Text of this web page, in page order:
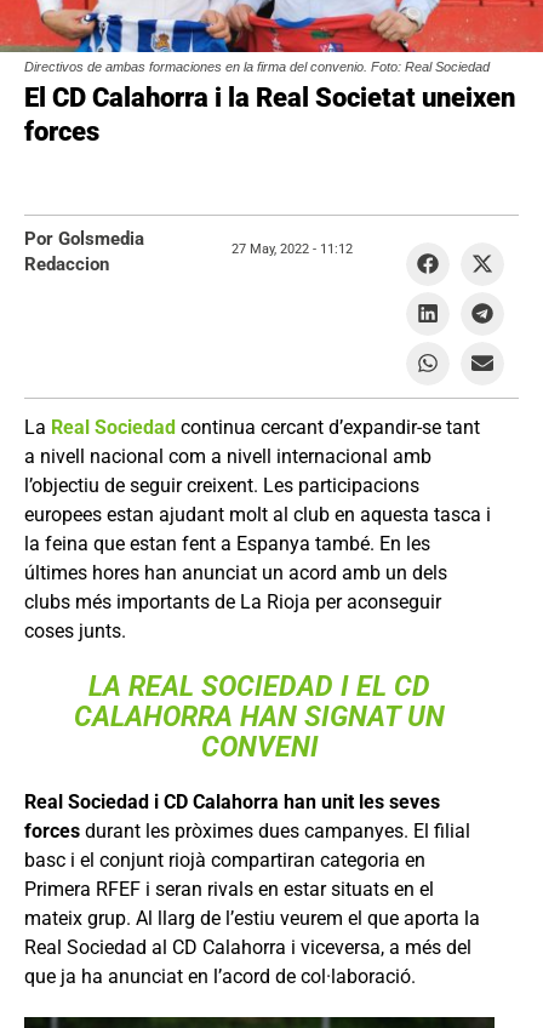
Directivos de ambas formaciones en la firma del convenio. Foto: Real Sociedad
El CD Calahorra i la Real Societat uneixen
forces
La Real Sociedad continua cercant d’expandir-se tant
a nivell nacional com a nivell internacional amb
l’objectiu de seguir creixent. Les participacions
europees estan ajudant molt al club en aquesta tasca i
la feina que estan fent a Espanya també. En les
últimes hores han anunciat un acord amb un dels
clubs més importants de La Rioja per aconseguir
coses junts.
LA REAL SOCIEDAD I EL CD
CALAHORRA HAN SIGNAT UN
CONVENI
Real Sociedad i CD Calahorra han unit les seves
forces durant les pròximes dues campanyes. El filial
basc i el conjunt riojà compartiran categoria en
Primera RFEF i seran rivals en estar situats en el
mateix grup. Al llarg de l’estiu veurem el que aporta la
Real Sociedad al CD Calahorra i viceversa, a més del
que ja ha anunciat en l’acord de col·laboració.
Por Golsmedia
Redaccion
27 May, 2022 - 11:12